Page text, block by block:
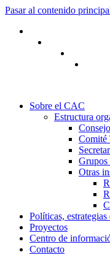
Pasar al contenido
Sobre el CAC
Estructura
Comité
Grupos
Otras
Políticas,
Proyectos
Centro de
Contacto